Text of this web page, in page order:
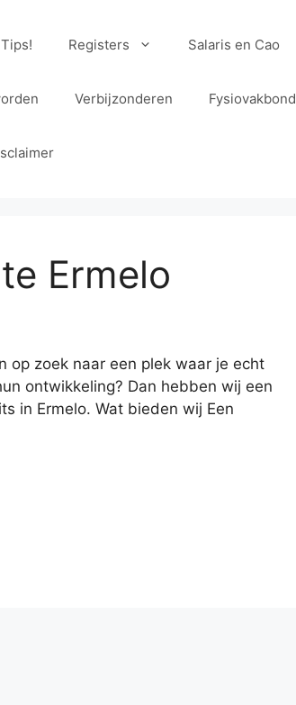
Registers Salaris en Cao
Verbijzonderen Fysiovakbond
Ermelo
op zoek naar een plek waar je echt
ontwikkeling? Dan hebben wij een
in Ermelo. Wat bieden wij Een